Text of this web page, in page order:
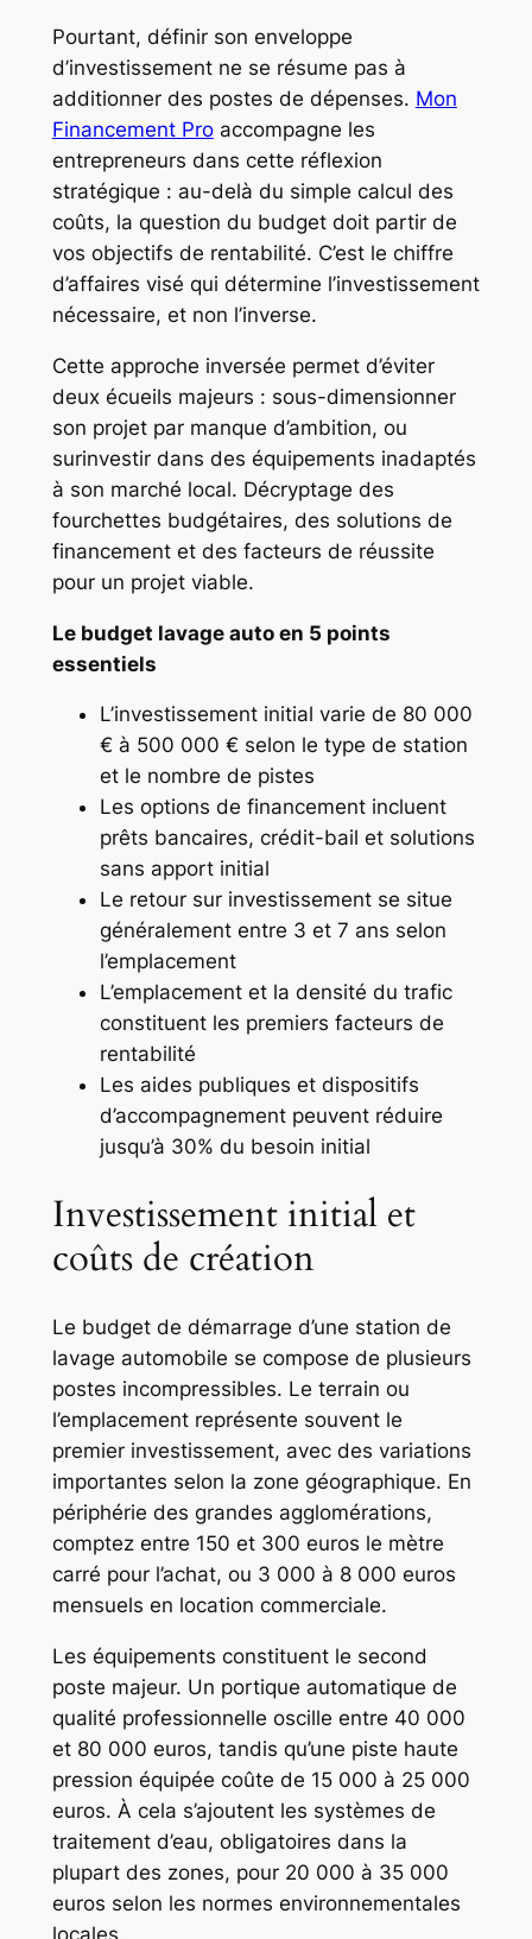
Pourtant, définir son enveloppe
d’investissement ne se résume pas à
additionner des postes de dépenses. Mon
Financement Proaccompagne les
entrepreneurs dans cette réflexion
stratégique : au-delà du simple calcul des
coûts, la question du budget doit partir de
vos objectifs de rentabilité. C’est le chiffre
d’affaires visé qui détermine l’investissement
nécessaire, et non l’inverse.
Cette approche inversée permet d’éviter
deux écueils majeurs : sous-dimensionner
son projet par manque d’ambition, ou
surinvestir dans des équipements inadaptés
à son marché local. Décryptage des
fourchettes budgétaires, des solutions de
financement et des facteurs de réussite
pour un projet viable.
Le budget lavage auto en 5 points
essentiels
L’investissement initial varie de 80 000
€ à 500 000 € selon le type de station
et le nombre de pistes
Les options de financement incluent
prêts bancaires, crédit-bail et solutions
sans apport initial
Le retour sur investissement se situe
généralement entre 3 et 7 ans selon
l’emplacement
L’emplacement et la densité du trafic
constituent les premiers facteurs de
rentabilité
Les aides publiques et dispositifs
d’accompagnement peuvent réduire
jusqu’à 30% du besoin initial
Investissement initial et
coûts de création
Le budget de démarrage d’une station de
lavage automobile se compose de plusieurs
postes incompressibles. Le terrain ou
l’emplacement représente souvent le
premier investissement, avec des variations
importantes selon la zone géographique. En
périphérie des grandes agglomérations,
comptez entre 150 et 300 euros le mètre
carré pour l’achat, ou 3 000 à 8 000 euros
mensuels en location commerciale.
Les équipements constituent le second
poste majeur. Un portique automatique de
qualité professionnelle oscille entre 40 000
et 80 000 euros, tandis qu’une piste haute
pression équipée coûte de 15 000 à 25 000
euros. À cela s’ajoutent les systèmes de
traitement d’eau, obligatoires dans la
plupart des zones, pour 20 000 à 35 000
euros selon les normes environnementales
locales.